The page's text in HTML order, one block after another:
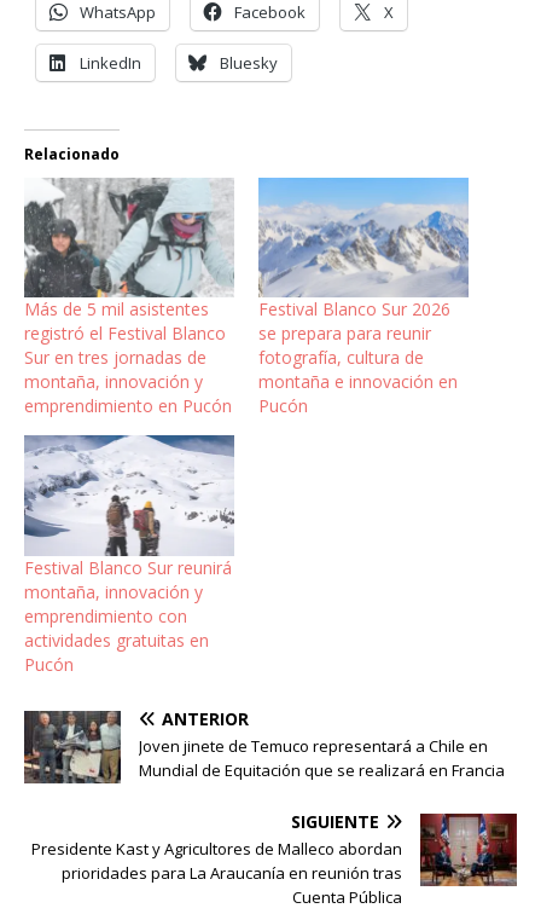
WhatsApp Facebook X
LinkedIn Bluesky
Relacionado
Más de 5 mil asistentes
registró el Festival Blanco
Sur en tres jornadas de
montaña, innovación y
emprendimiento en Pucón
Festival Blanco Sur 2026
se prepara para reunir
fotografía, cultura de
montaña e innovación en
Pucón
Festival Blanco Sur reunirá
montaña, innovación y
emprendimiento con
actividades gratuitas en
Pucón
ANTERIOR
Joven jinete de Temuco representará a Chile en
Mundial de Equitación que se realizará en Francia
SIGUIENTE
Presidente Kast y Agricultores de Malleco abordan
prioridades para La Araucanía en reunión tras
Cuenta Pública